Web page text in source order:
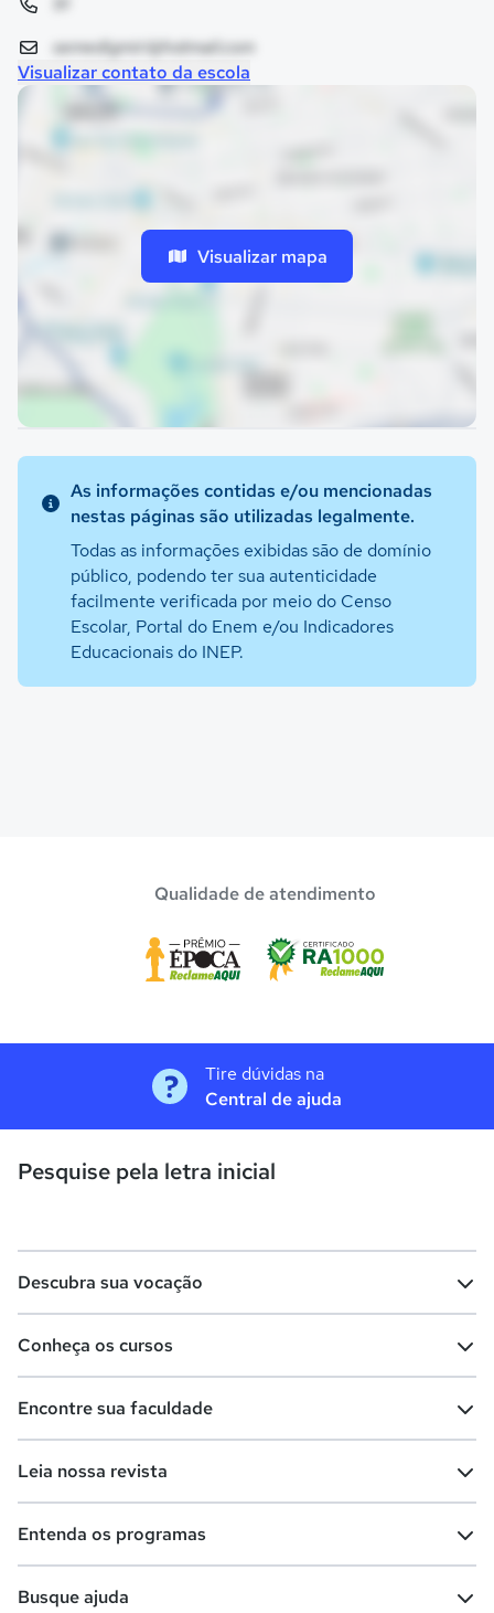
semedigmiri@hotmail.com
Visualizar contato da escola
Visualizar mapa
As informações contidas e/ou mencionadas
nestas páginas são utilizadas legalmente.
Todas as informações exibidas são de domínio
público, podendo ter sua autenticidade
facilmente verificada por meio do Censo
Escolar, Portal do Enem e/ou Indicadores
Educacionais do INEP.
Qualidade de atendimento
Tire dúvidas na
Central de ajuda
Pesquise pela letra inicial
Descubra sua vocação
Conheça os cursos
Cursos técnicos
Escolas
Encontre sua faculdade
Comunidade Quero
Leia nossa revista
Entenda os programas
Busque ajuda